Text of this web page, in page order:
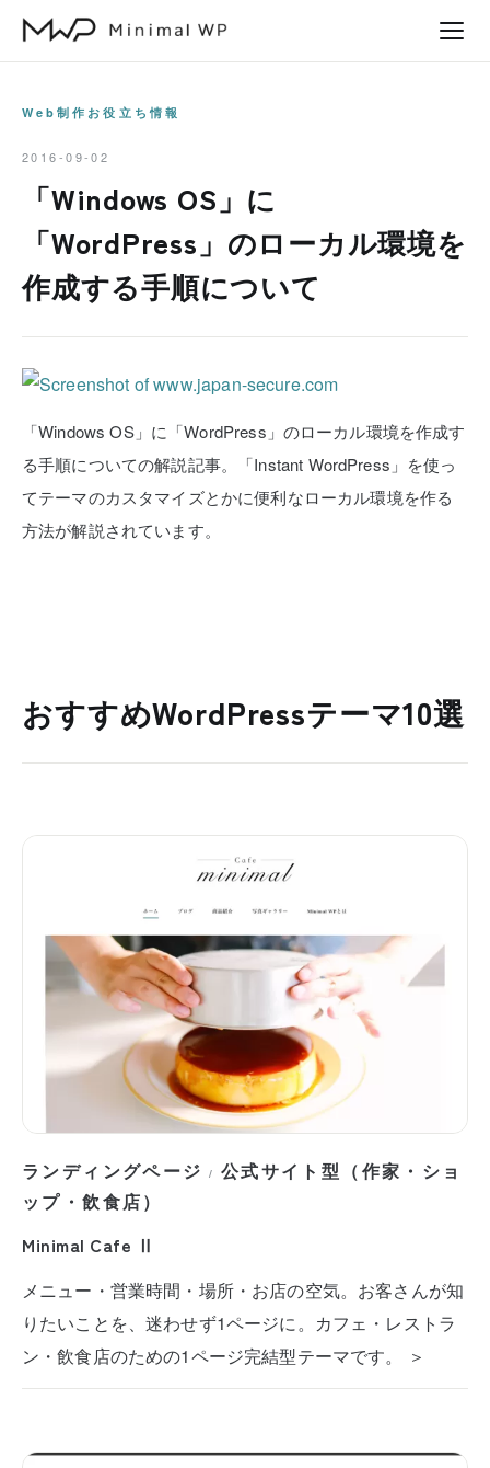
Web制作お役立ち情報
2016-09-02
「Windows OS」に
「WordPress」のローカル環境を
作成する手順について
「Windows OS」に「WordPress」のローカル環境を作成す
る手順についての解説記事。「Instant WordPress」を使っ
てテーマのカスタマイズとかに便利なローカル環境を作る
方法が解説されています。
おすすめWordPressテーマ10選
ランディングページ / 公式サイト型（作家・ショ
ップ・飲食店）
Minimal Cafe Ⅱ
メニュー・営業時間・場所・お店の空気。お客さんが知
りたいことを、迷わせず1ページに。カフェ・レストラ
ン・飲食店のための1ページ完結型テーマです。 ＞